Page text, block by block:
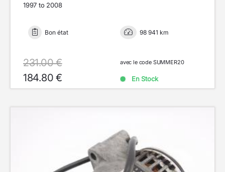
1997 to 2008
Bon état 98 941 km
231.00 €
184.80 €
avec le code SUMMER20
En Stock